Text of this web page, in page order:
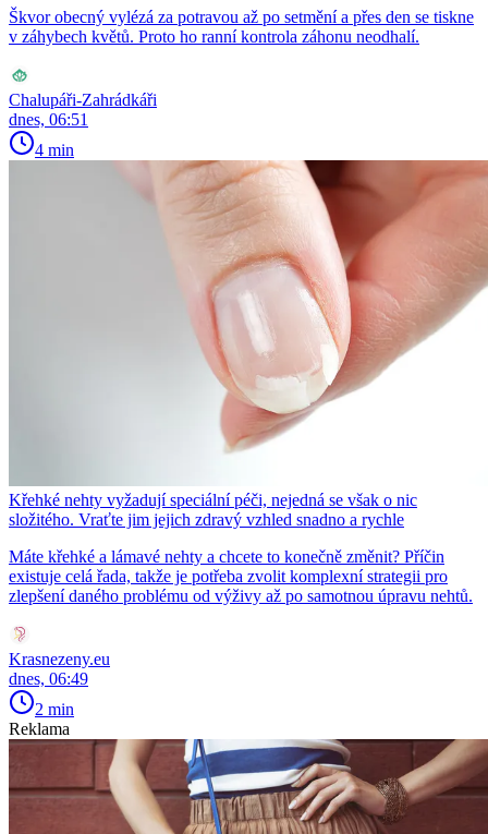
Škvor obecný vylézá za potravou až po setmění a přes den se tiskne
v záhybech květů. Proto ho ranní kontrola záhonu neodhalí.
Chalupáři-Zahrádkáři
dnes, 06:51
4 min
Křehké nehty vyžadují speciální péči, nejedná se však o nic
složitého. Vraťte jim jejich zdravý vzhled snadno a rychle
Máte křehké a lámavé nehty a chcete to konečně změnit? Příčin
existuje celá řada, takže je potřeba zvolit komplexní strategii pro
zlepšení daného problému od výživy až po samotnou úpravu nehtů.
Krasnezeny.eu
dnes, 06:49
2 min
Reklama